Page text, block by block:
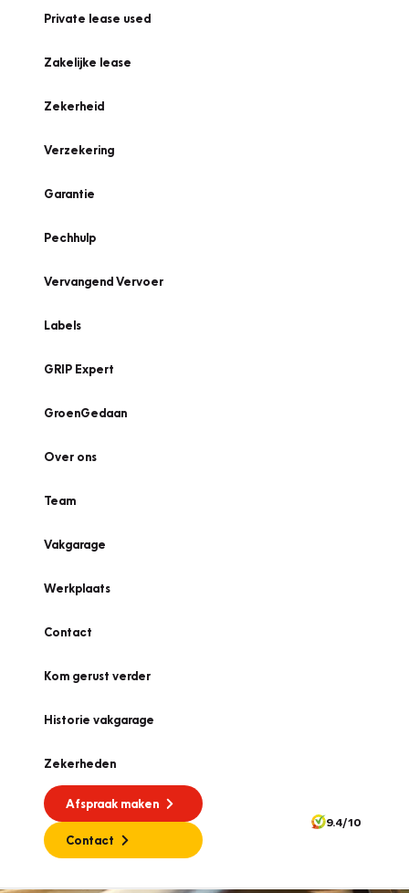
Private lease used
Zakelijke lease
Zekerheid
Verzekering
Garantie
Pechhulp
Vervangend Vervoer
Labels
GRIP Expert
GroenGedaan
Over ons
Team
Vakgarage
Werkplaats
Contact
Kom gerust verder
Historie vakgarage
Zekerheden
Afspraak maken
Contact
9.4/10